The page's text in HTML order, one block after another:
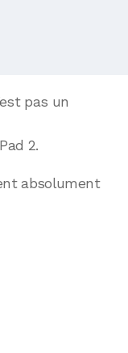
pas un
2.
absolument